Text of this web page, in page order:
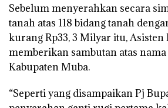
Sebelum menyerahkan secara
tanah atas 118 bidang tanah
kurang Rp33, 3 Milyar itu, Asisten
memberikan sambutan atas
Kabupaten Muba.
“Seperti yang disampaikan Pj